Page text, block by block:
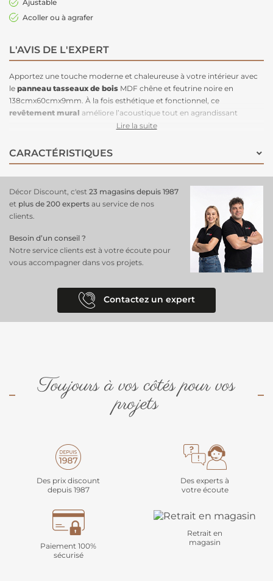
Ajustable
Acoller ou à agrafer
L'AVIS DE L'EXPERT
Apportez une touche moderne et chaleureuse à votre intérieur avec
le panneau tasseaux de bois MDF chêne et feutrine noire en
138cmx60cmx9mm. À la fois esthétique et fonctionnel, ce
revêtement mural améliore l’acoustique tout en agrandissant
visuellement l’espace. Facile à poser, il s’adapte à toutes vos envies :
mesure . Résistant et adapté aux surfaces humides, il peut être
installé à la verticale ou à l’horizontale pour un rendu unique et raffiné.
Lire la suite
CARACTÉRISTIQUES
Décor Discount, c'est 23 magasins depuis 1987
et plus de 200 experts au service de nos
clients.
Besoin d’un conseil ?
Notre service clients est à votre écoute pour
vous accompagner dans vos projets.
Contactez un expert
Toujours à vos côtés pour vos
projets
Des prix discount
depuis 1987
Des experts à
votre écoute
Paiement 100%
sécurisé
Retrait en
magasin